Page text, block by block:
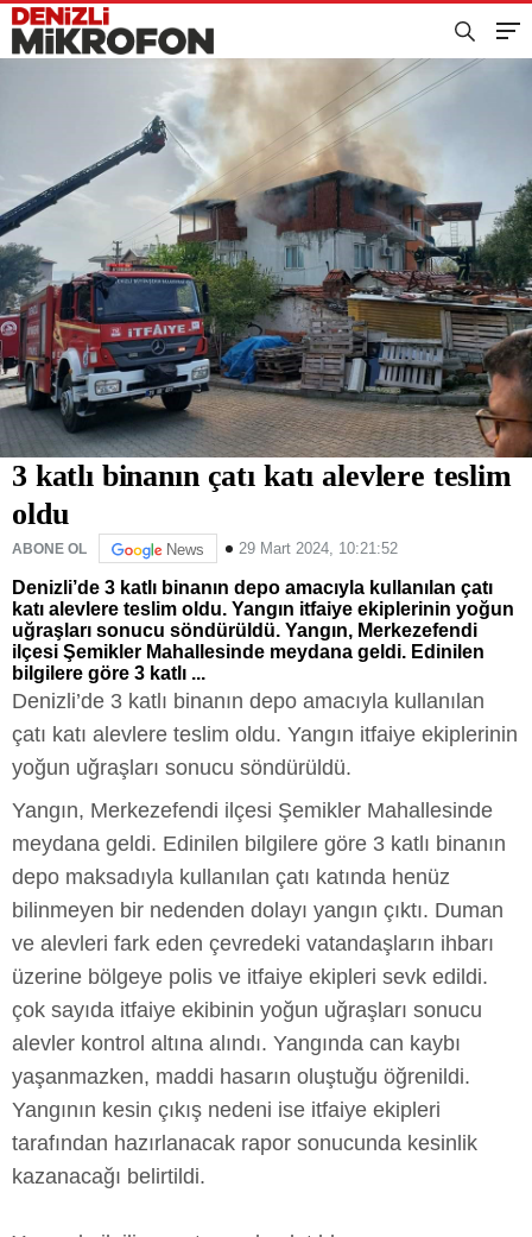
3 katlı binanın çatı katı alevlere teslim
oldu
ABONE OL News 29 Mart 2024, 10:21:52
Denizli’de 3 katlı binanın depo amacıyla kullanılan çatı
katı alevlere teslim oldu. Yangın itfaiye ekiplerinin yoğun
uğraşları sonucu söndürüldü. Yangın, Merkezefendi
ilçesi Şemikler Mahallesinde meydana geldi. Edinilen
bilgilere göre 3 katlı ...
Denizli’de 3 katlı binanın depo amacıyla kullanılan
çatı katı alevlere teslim oldu. Yangın itfaiye ekiplerinin
yoğun uğraşları sonucu söndürüldü.
Yangın, Merkezefendi ilçesi Şemikler Mahallesinde
meydana geldi. Edinilen bilgilere göre 3 katlı binanın
depo maksadıyla kullanılan çatı katında henüz
bilinmeyen bir nedenden dolayı yangın çıktı. Duman
ve alevleri fark eden çevredeki vatandaşların ihbarı
üzerine bölgeye polis ve itfaiye ekipleri sevk edildi.
çok sayıda itfaiye ekibinin yoğun uğraşları sonucu
alevler kontrol altına alındı. Yangında can kaybı
yaşanmazken, maddi hasarın oluştuğu öğrenildi.
Yangının kesin çıkış nedeni ise itfaiye ekipleri
tarafından hazırlanacak rapor sonucunda kesinlik
kazanacağı belirtildi.